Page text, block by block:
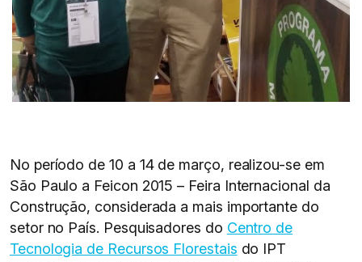
No período de 10 a 14 de março, realizou-se em
São Paulo a Feicon 2015 – Feira Internacional da
Construção, considerada a mais importante do
setor no País. Pesquisadores do Centro de
Tecnologia de Recursos Florestais do IPT